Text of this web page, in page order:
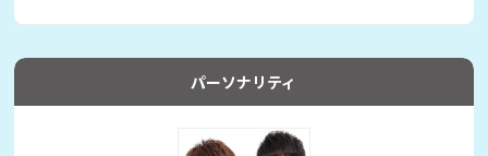
パーソナリティ